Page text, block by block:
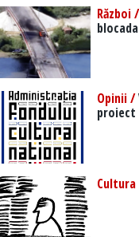
Război /
Opinii /
proiect